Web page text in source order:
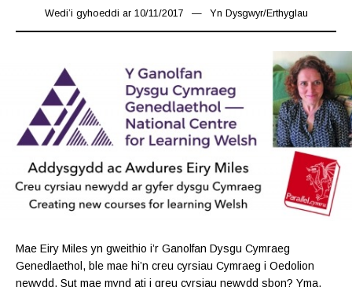
Wedi’i gyhoeddi ar 10/11/2017 17/03/2019
Yn Dysgwyr/Erthyglau
Mae Eiry Miles yn gweithio i’r Ganolfan Dysgu Cymraeg
Genedlaethol, ble mae hi’n creu cyrsiau Cymraeg i Oedolion
newydd. Sut mae mynd ati i greu cyrsiau newydd sbon? Yma,